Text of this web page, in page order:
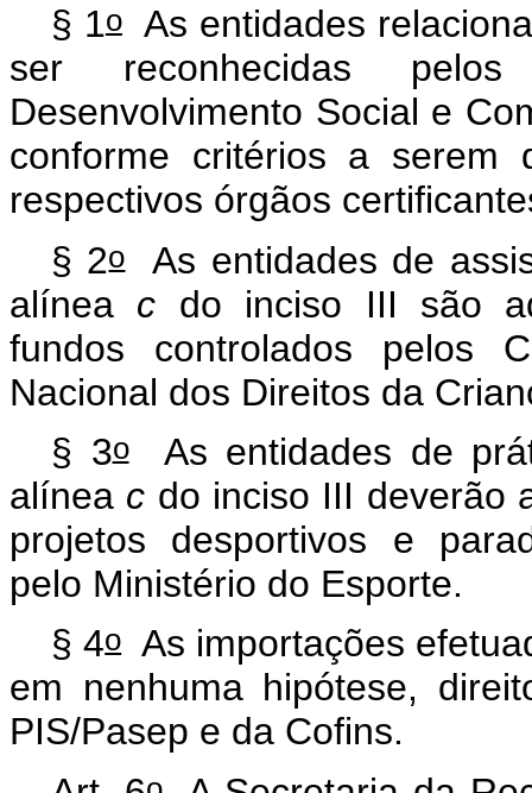
§ 1oAs entidades
ser reconhecidas
Desenvolvimento Social e
conforme critérios a serem
respectivos órgãos
§ 2oAs entidades de
alínea c do inciso III são
fundos controlados pelos
Nacional dos Direitos da
§ 3oAs entidades de
alínea c do inciso III deverão
projetos desportivos e
pelo Ministério do Esporte.
§ 4oAs importações
em nenhuma hipótese,
PIS/Pasep e da Cofins.